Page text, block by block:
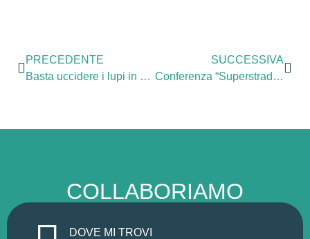
PRECEDENTE
Basta uccidere i lupi in Maremma
SUCCESSIVA
Conferenza “Superstrada Pedemontana Veneta, la beffa è servita!”
COLLABORIAMO
DOVE MI TROVI